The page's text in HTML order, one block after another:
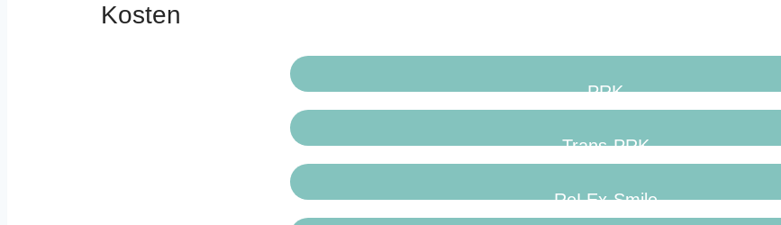
Kosten
PRK
Trans-PRK
ReLEx-Smile